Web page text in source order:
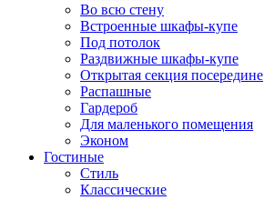
Во всю стену
Встроенные шкафы-купе
Под потолок
Раздвижные шкафы-купе
Открытая секция посередине
Распашные
Гардероб
Для маленького помещения
Эконом
Гостиные
Стиль
Классические